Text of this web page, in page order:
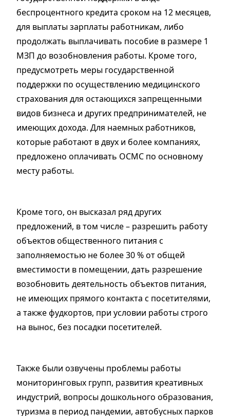
беспроцентного кредита сроком на 12 месяцев,
для выплаты зарплаты работникам, либо
продолжать выплачивать пособие в размере 1
МЗП до возобновления работы. Кроме того,
предусмотреть меры государственной
поддержки по осуществлению медицинского
страхования для остающихся запрещенными
видов бизнеса и других предпринимателей, не
имеющих дохода. Для наемных работников,
которые работают в двух и более компаниях,
предложено оплачивать ОСМС по основному
месту работы.
Кроме того, он высказал ряд других
предложений, в том числе – разрешить работу
объектов общественного питания с
заполняемостью не более 30 % от общей
вместимости в помещении, дать разрешение
возобновить деятельность объектов питания,
не имеющих прямого контакта с посетителями,
а также фудкортов, при условии работы строго
на вынос, без посадки посетителей.
Также были озвучены проблемы работы
мониторинговых групп, развития креативных
индустрий, вопросы дошкольного образования,
туризма в период пандемии, автобусных парков